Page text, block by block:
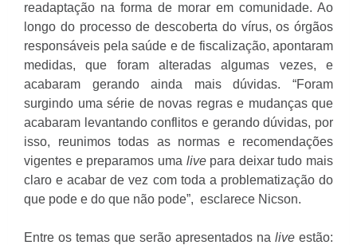
readaptação na forma de morar em comunidade. Ao
longo do processo de descoberta do vírus, os órgãos
responsáveis pela saúde e de fiscalização, apontaram
medidas, que foram alteradas algumas vezes, e
acabaram gerando ainda mais dúvidas. “Foram
surgindo uma série de novas regras e mudanças que
acabaram levantando conflitos e gerando dúvidas, por
isso, reunimos todas as normas e recomendações
vigentes e preparamos uma livepara deixar tudo mais
claro e acabar de vez com toda a problematização do
que pode e do que não pode”, esclarece Nicson.
Entre os temas que serão apresentados na live estão: